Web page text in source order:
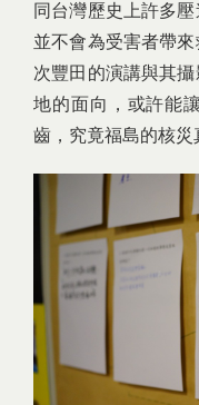
同台灣歷史上許多
並不會為受害者帶
次豐田的演講與其
地的面向，或許能
齒，究竟福島的核災